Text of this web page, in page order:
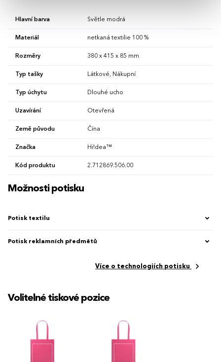
Hlavní barva Světle modrá
Materiál netkaná textilie 100 %
Rozměry 380 x 415 x 85 mm
Typ tašky Látkové, Nákupní
Typ úchytu Dlouhé ucho
Uzavírání Otevřená
Země původu Čína
Značka Hi!dea™
Kód produktu 2.712869.506.00
Možnosti potisku
Potisk textilu
Potisk reklamních předmětů
Více o technologiích potisku
Volitelné tiskové pozice